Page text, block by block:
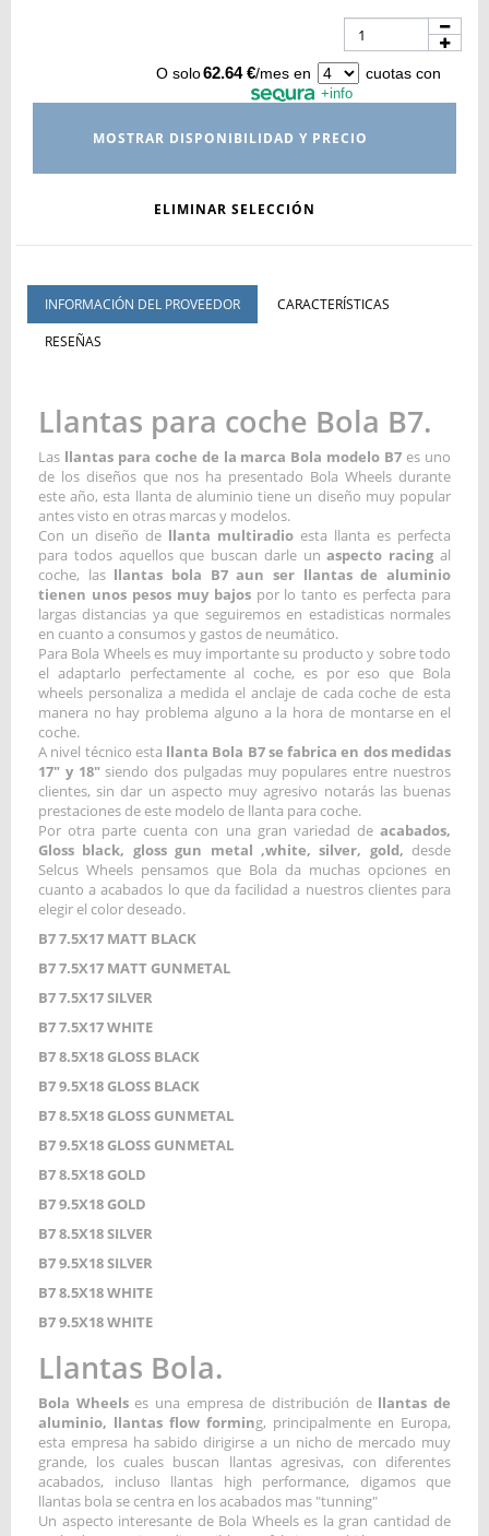
O solo62.64 €/mes en cuotas con
+info
MOSTRAR DISPONIBILIDAD Y PRECIO
ELIMINAR SELECCIÓN
INFORMACIÓN DEL PROVEEDOR
CARACTERÍSTICAS
RESEÑAS
Llantas para coche Bola B7.
Las llantas para coche de la marca Bola modelo B7 es uno
de los diseños que nos ha presentado Bola Wheels durante
este año, esta llanta de aluminio tiene un diseño muy popular
antes visto en otras marcas y modelos.
Con un diseño de llanta multiradio esta llanta es perfecta
para todos aquellos que buscan darle unaspecto racing al
coche, las llantas bola B7 aun ser llantas de aluminio
tienen unos pesos muy bajospor lo tanto es perfecta para
largas distancias ya que seguiremos en estadisticas normales
en cuanto a consumos y gastos de neumático.
Para Bola Wheels es muy importante su producto y sobre todo
el adaptarlo perfectamente al coche, es por eso que Bola
wheels personaliza a medida el anclaje de cada coche de esta
manera no hay problema alguno a la hora de montarse en el
coche.
A nivel técnico esta llanta Bola B7 se fabrica en dos medidas
17" y 18"siendo dos pulgadas muy populares entre nuestros
clientes, sin dar un aspecto muy agresivo notarás las buenas
prestaciones de este modelo de llanta para coche.
Por otra parte cuenta con una gran variedad de acabados,
Gloss black, gloss gun metal ,white, silver, gold, desde
Selcus Wheels pensamos que Bola da muchas opciones en
cuanto a acabados lo que da facilidad a nuestros clientes para
elegir el color deseado.
B7 7.5X17 MATT BLACK
B7 7.5X17 MATT GUNMETAL
B7 7.5X17 SILVER
B7 7.5X17 WHITE
B7 8.5X18 GLOSS BLACK
B7 9.5X18 GLOSS BLACK
B7 8.5X18 GLOSS GUNMETAL
B7 9.5X18 GLOSS GUNMETAL
B7 8.5X18 GOLD
B7 9.5X18 GOLD
B7 8.5X18 SILVER
B7 9.5X18 SILVER
B7 8.5X18 WHITE
B7 9.5X18 WHITE
Llantas Bola.
Bola Wheelses una empresa de distribución de llantas de
aluminio, llantas flow forming, principalmente en Europa,
esta empresa ha sabido dirigirse a un nicho de mercado muy
grande, los cuales buscan llantas agresivas, con diferentes
acabados, incluso llantas high performance, digamos que
llantas bola se centra en los acabados mas "tunning"
Un aspecto interesante de Bola Wheels es la gran cantidad de